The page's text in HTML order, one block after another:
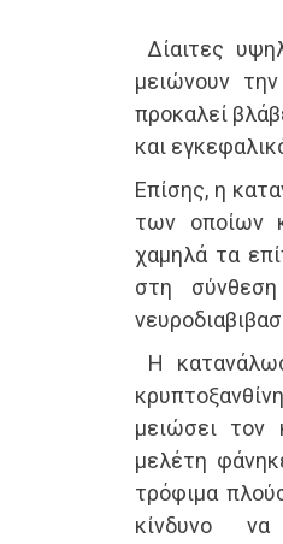
Δίαιτες
μειώνουν
προκαλεί
και
Επίσης, η
των οποίων
χαμηλά τα
στη
Η
μειώσει τον
μελέτη
τρόφιμα
κίνδυνο